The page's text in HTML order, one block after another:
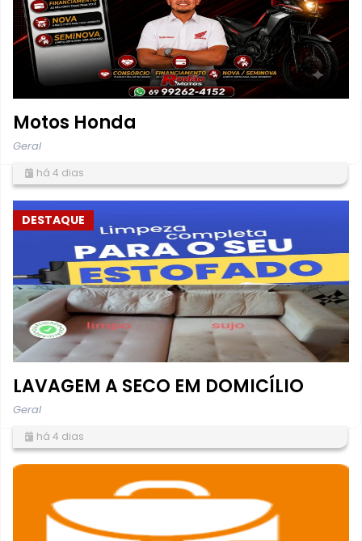
Motos Honda
Geral
há 4 dias
DESTAQUE
LAVAGEM A SECO EM DOMICÍLIO
Geral
há 4 dias